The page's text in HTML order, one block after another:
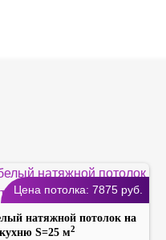
Цена потолка: 7875 руб.
натяжной потолок на
кухню S=25 м2